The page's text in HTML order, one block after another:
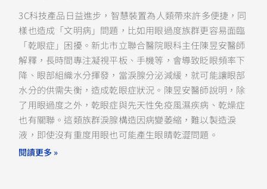
3C科技產品日益進步，智慧裝置為人類帶來許多便捷，同
樣也造成「文明病」問題，比如用眼過度族群更容易面臨
「乾眼症」困擾。新北市立聯合醫院眼科主任陳昱安醫師
解釋，長時間專注凝視平板、手機等，會導致眨眼頻率下
降、眼部組織水分揮發，當淚腺分泌減緩，就可能讓眼部
水分的供需失衡，造成乾眼症狀況。陳昱安醫師說明，除
了用眼過度之外，乾眼症與先天性免疫風濕疾病、乾燥症
也有關聯。這類族群淚腺構造因病變萎縮，難以製造淚
液，即使沒有重度用眼也可能產生眼睛乾澀問題。
閱讀更多 »